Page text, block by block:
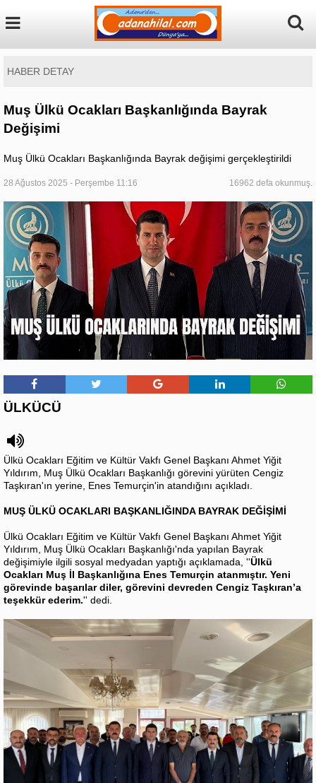
HABER DETAY
Muş Ülkü Ocakları Başkanlığında Bayrak
Değişimi
Muş Ülkü Ocakları Başkanlığında Bayrak değişimi gerçekleştirildi
28 Ağustos 2025 - Perşembe 11:16 16962 defa okunmuş.
ÜLKÜCÜ
Ülkü Ocakları Eğitim ve Kültür Vakfı Genel Başkanı Ahmet Yiğit
Yıldırım, Muş Ülkü Ocakları Başkanlığı görevini yürüten Cengiz
Taşkıran'ın yerine, Enes Temurçin'in atandığını açıkladı.
MUŞ ÜLKÜ OCAKLARI BAŞKANLIĞINDA BAYRAK DEĞİŞİMİ
Ülkü Ocakları Eğitim ve Kültür Vakfı Genel Başkanı Ahmet Yiğit
Yıldırım, Muş Ülkü Ocakları Başkanlığı'nda yapılan Bayrak
değişimiyle ilgili sosyal medyadan yaptığı açıklamada, ''Ülkü
Ocakları Muş İl Başkanlığına Enes Temurçin atanmıştır. Yeni
görevinde başarılar diler, görevini devreden Cengiz Taşkıran’a
teşekkür ederim.'' dedi.